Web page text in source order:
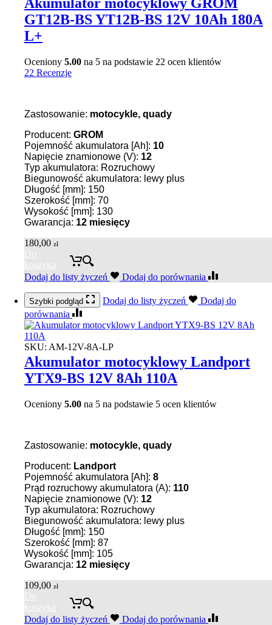
Akumulator motocyklowy GROM
GT12B-BS YT12B-BS 12V 10Ah 180A
L+
Oceniony 5.00 na 5 na podstawie 22 ocen klientów
22 Recenzje
Zastosowanie: motocykle, quady
Producent: GROM
Pojemność akumulatora [Ah]: 10
Napięcie znamionowe (V): 12
Typ akumulatora: Rozruchowy
Biegunowość akumulatora: lewy plus
Długość [mm]: 150
Szerokość [mm]: 70
Wysokość [mm]: 130
Gwarancja: 12 miesięcy
180,00 zł
Do
koszyka
Dodaj do listy życzeń
Dodaj do porównania
Szybki podgląd Dodaj do listy życzeń
Dodaj do
porównania
SKU: AM-12V-8A-LP
Akumulator motocyklowy Landport
YTX9-BS 12V 8Ah 110A
Oceniony 5.00 na 5 na podstawie 5 ocen klientów
Zastosowanie: motocykle, quady
Producent: Landport
Pojemność akumulatora [Ah]: 8
Prąd rozruchowy akumulatora (A): 110
Napięcie znamionowe (V): 12
Typ akumulatora: Rozruchowy
Biegunowość akumulatora: lewy plus
Długość [mm]: 150
Szerokość [mm]: 87
Wysokość [mm]: 105
Gwarancja: 12 miesięcy
109,00 zł
Do
koszyka
Dodaj do listy życzeń
Dodaj do porównania